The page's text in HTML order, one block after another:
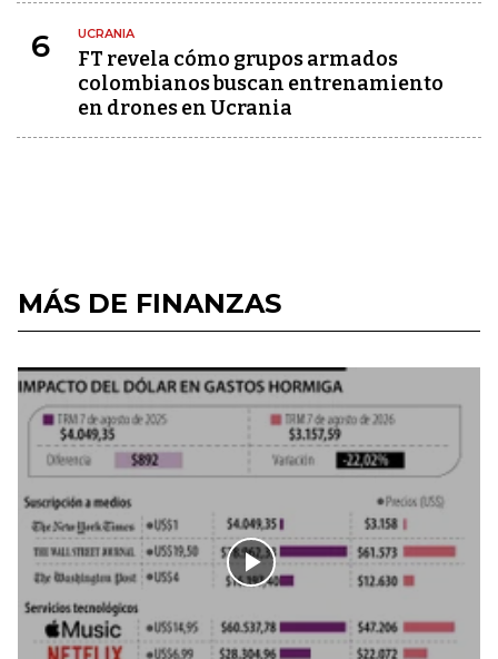
6 UCRANIA
FT revela cómo grupos armados
colombianos buscan entrenamiento
en drones en Ucrania
MÁS DE FINANZAS